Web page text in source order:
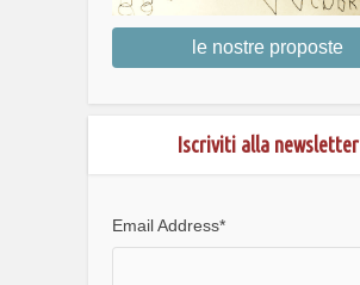
le nostre proposte
Iscriviti alla newsletter
Email Address*